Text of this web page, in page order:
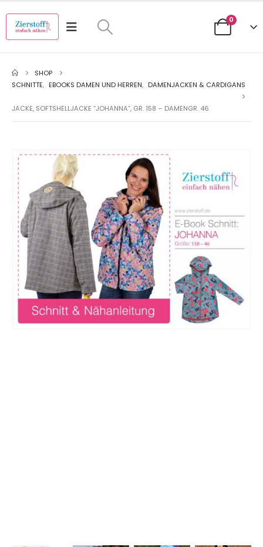
0
SHOP
SCHNITTE, EBOOKS DAMEN UND HERREN, DAMENJACKEN & CARDIGANS
JACKE, SOFTSHELLJACKE “JOHANNA”, GR. 158 – DAMENGR. 46